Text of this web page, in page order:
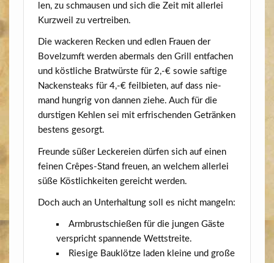
len, zu schmau­sen und sich die Zeit mit aller­lei
Kurz­weil zu vertreiben.
Die wacke­ren Recken und edlen Frau­en der
Bovelzumft wer­den aber­mals den Grill ent­fa­chen
und köst­li­che Brat­würs­te für 2,-€ sowie saf­ti­ge
Nacken­steaks für 4,-€ feil­bie­ten, auf dass nie­
mand hung­rig von dan­nen zie­he. Auch für die
durs­ti­gen Keh­len sei mit erfri­schen­den Geträn­ken
bes­tens gesorgt.
Freun­de süßer Lecke­rei­en dür­fen sich auf einen
fei­nen Crê­pes-Stand freu­en, an wel­chem aller­lei
süße Köst­lich­kei­ten gereicht werden.
Doch auch an Unter­hal­tung soll es nicht mangeln:
Arm­brust­schie­ßen für die jun­gen Gäs­te
ver­spricht span­nen­de Wettstreite.
Rie­si­ge Bau­klöt­ze laden klei­ne und gro­ße